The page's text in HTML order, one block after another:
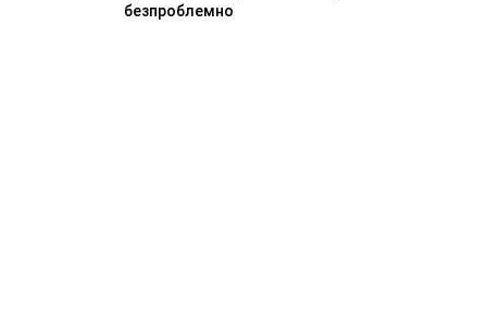
безпроблемно